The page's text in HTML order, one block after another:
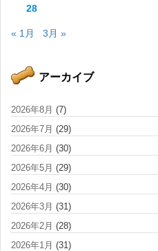
28
« 1月 3月 »
アーカイブ
2026年8月 (7)
2026年7月 (29)
2026年6月 (30)
2026年5月 (29)
2026年4月 (30)
2026年3月 (31)
2026年2月 (28)
2026年1月 (31)